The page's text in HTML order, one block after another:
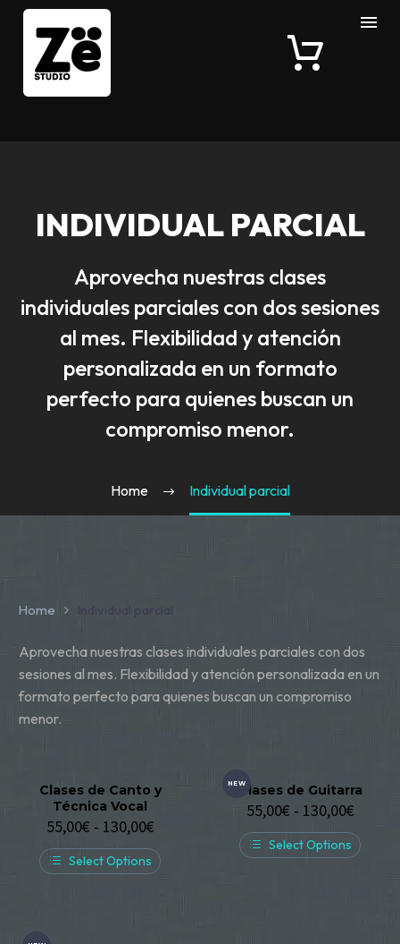
INDIVIDUAL PARCIAL
Aprovecha nuestras clases
individuales parciales con dos sesiones
al mes. Flexibilidad y atención
personalizada en un formato
perfecto para quienes buscan un
compromiso menor.
Home Individual parcial
Home Individual parcial
Aprovecha nuestras clases individuales parciales con dos
sesiones al mes. Flexibilidad y atención personalizada en un
formato perfecto para quienes buscan un compromiso
menor.
Clases de Canto y
Técnica Vocal
55,00€ - 130,00€
Select Options
NEWClases de Guitarra
55,00€ - 130,00€
Select Options